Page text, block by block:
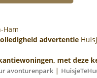
Ham
advertentie
met deze
avonturenpark |